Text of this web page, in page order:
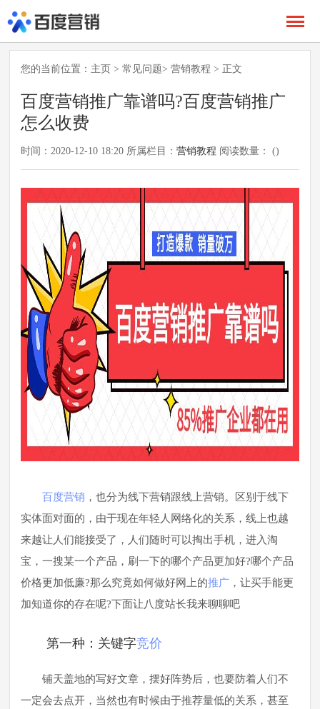
您的当前位置： 主页 >常见问题>营销教程 > 正文
百度营销推广靠谱吗?百度营销推广
怎么收费
时间：2020-12-10 18:20 所属栏目：营销教程 阅读数量： ()
百度营销 ，也分为线下营销跟线上营销。区别于线下
实体面对面的，由于现在年轻人网络化的关系，线上也越
来越让人们能接受了，人们随时可以掏出手机，进入淘
宝，一搜某一个产品，刷一下的哪个产品更加好?哪个产品
价格更加低廉?那么究竟如何做好网上的推广 ，让买手能更
加知道你的存在呢?下面让八度站长我来聊聊吧
第一种：关键字竞价
铺天盖地的写好文章，摆好阵势后，也要防着人们不
一定会去点开，当然也有时候由于推荐量低的关系，甚至